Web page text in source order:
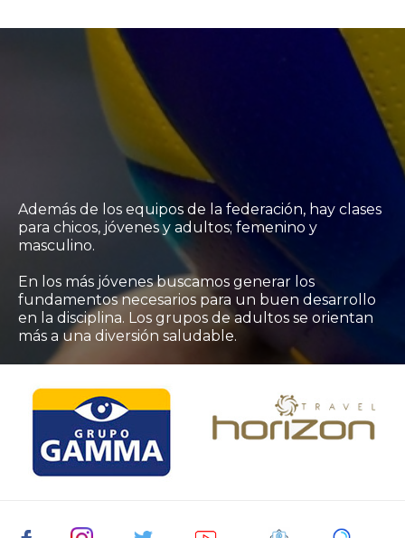
Además de los equipos de la federación, hay clases
para chicos, jóvenes y adultos; femenino y
masculino.
En los más jóvenes buscamos generar los
fundamentos necesarios para un buen desarrollo
en la disciplina. Los grupos de adultos se orientan
más a una diversión saludable.